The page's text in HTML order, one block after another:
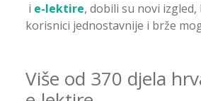
i e-lektire, dobili su novi
korisnici jednostavnije i brže
Više od 370 djela